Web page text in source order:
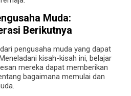
Muda:
Berikutnya
pengusaha muda yang dapat
kisah-kisah ini, belajar
mereka dapat memberikan
bagaimana memulai dan